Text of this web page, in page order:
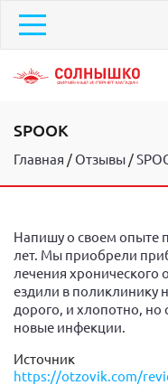
SPOOK
Главная Отзывы
Напишу о своем опыте
лет. Мы приобрели
лечения хронического
ездили в поликлинику
дорого, и хлопотно, но
новые инфекции.
Источник
https://otzovik.com/